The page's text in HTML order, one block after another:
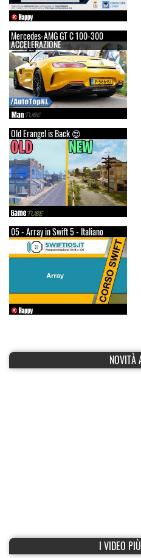
Mercedes-AMG GT C 100-300
ACCELERAZIONE
Old Erangel is Back 😍
05 - Array in Swift 5 - Italiano
NOVITÀ
I VIDEO